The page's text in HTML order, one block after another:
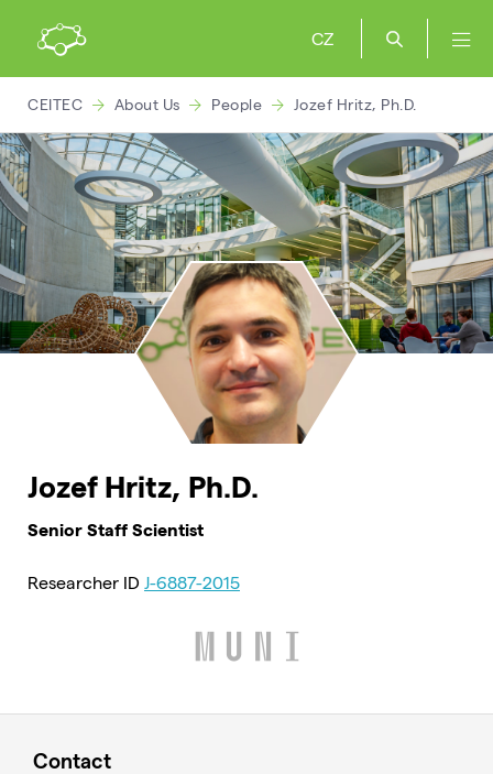
CZ
CEITEC About Us People Jozef Hritz, Ph.D.
Jozef Hritz, Ph.D.
Senior Staff Scientist
Researcher ID J-6887-2015
Contact